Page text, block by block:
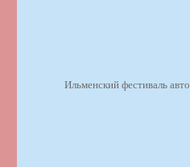
Ильменский фестиваль